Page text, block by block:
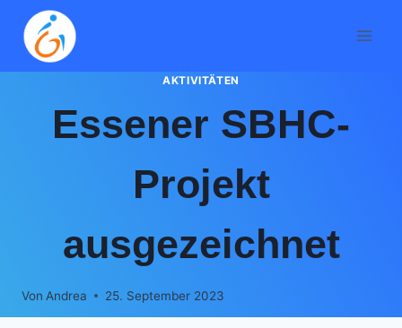
Inhalt
springen
AKTIVITÄTEN
Essener SBHC-
Projekt
ausgezeichnet
Von Andrea 25. September 2023